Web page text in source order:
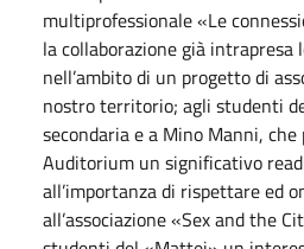
multiprofessionale «Le
la collaborazione già intrapresa
nell’ambito di un progetto di
nostro territorio; agli studenti
secondaria e a Mino Manni,
Auditorium un significativo
all’importanza di rispettare ed
all’associazione «Sex and the